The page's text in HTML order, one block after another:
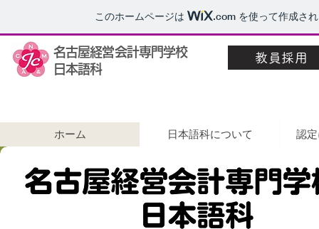
このホームページは .com を使って作成さ
名古屋経営会計専門学校
日本語科
教員採用
ホーム 日本語科について 認